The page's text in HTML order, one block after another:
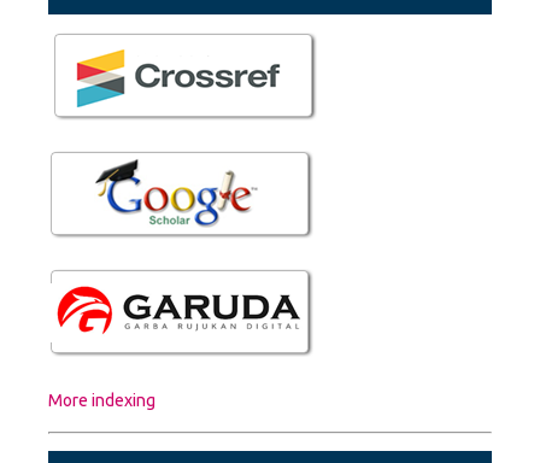
More indexing